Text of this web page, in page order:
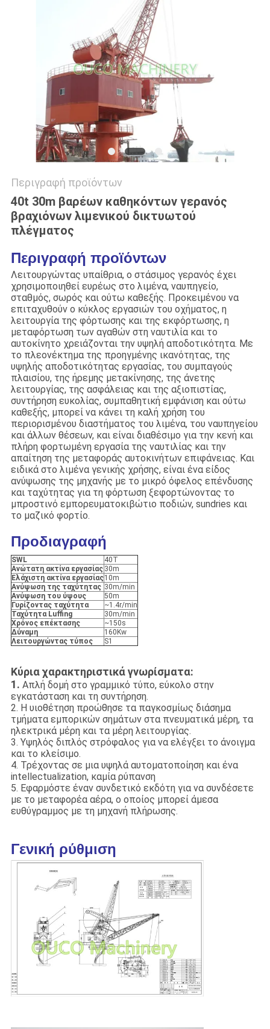
ΠΟΛΙΤΙΚΉ
ΑΠΟΡΡΉΤΟΥ
Περιγραφή προϊόντων
40t 30m βαρέων καθηκόντων γερανός
βραχιόνων λιμενικού δικτυωτού
πλέγματος
Περιγραφή προϊόντων
Λειτουργώντας υπαίθρια, ο στάσιμος γερανός έχει
χρησιμοποιηθεί ευρέως στο λιμένα, ναυπηγείο,
σταθμός, σωρός και ούτω καθεξής. Προκειμένου να
επιταχυθούν ο κύκλος εργασιών του οχήματος, η
λειτουργία της φόρτωσης και της εκφόρτωσης, η
μεταφόρτωση των αγαθών στη ναυτιλία και το
αυτοκίνητο χρειάζονται την υψηλή αποδοτικότητα. Με
το πλεονέκτημα της προηγμένης ικανότητας, της
υψηλής αποδοτικότητας εργασίας, του συμπαγούς
πλαισίου, της ήρεμης μετακίνησης, της άνετης
λειτουργίας, της ασφάλειας και της αξιοπιστίας,
συντήρηση ευκολίας, συμπαθητική εμφάνιση και ούτω
καθεξής, μπορεί να κάνει τη καλή χρήση του
περιορισμένου διαστήματος του λιμένα, του ναυπηγείου
και άλλων θέσεων, και είναι διαθέσιμο για την κενή και
πλήρη φορτωμένη εργασία της ναυτιλίας και την
απαίτηση της μεταφοράς αυτοκινήτων επιφάνειας. Και
ειδικά στο λιμένα γενικής χρήσης, είναι ένα είδος
ανύψωσης της μηχανής με το μικρό όφελος επένδυσης
και ταχύτητας για τη φόρτωση ξεφορτώνοντας το
μπροστινό εμπορευματοκιβώτιο ποδιών, sundries και
το μαζικό φορτίο.
Προδιαγραφή
SWL
40T
Ανώτατη ακτίνα εργασίας 30m
Ελάχιστη ακτίνα εργασίας10m
Ανύψωση της ταχύτητας 30m/min
Ανύψωση του ύψους
50m
Γυρίζοντας ταχύτητα
~1.4r/min
Ταχύτητα Luffing
30m/min
Χρόνος επέκτασης
~150s
Δύναμη
160Kw
Λειτουργώντας τύπος
S1
Κύρια χαρακτηριστικά γνωρίσματα:
1. Απλή δομή στο γραμμικό τύπο, εύκολο στην
εγκατάσταση και τη συντήρηση.
2. Η υιοθέτηση προώθησε τα παγκοσμίως διάσημα
τμήματα εμπορικών σημάτων στα πνευματικά μέρη, τα
ηλεκτρικά μέρη και τα μέρη λειτουργίας.
3. Υψηλός διπλός στρόφαλος για να ελέγξει το άνοιγμα
και το κλείσιμο.
4. Τρέχοντας σε μια υψηλά αυτοματοποίηση και ένα
intellectualization, καμία ρύπανση
5. Εφαρμόστε έναν συνδετικό εκδότη για να συνδέσετε
με το μεταφορέα αέρα, ο οποίος μπορεί άμεσα
ευθύγραμμος με τη μηχανή πλήρωσης.
Γενική ρύθμιση